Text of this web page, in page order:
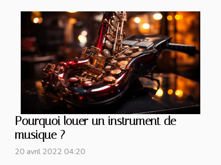
Pourquoi louer un instrument de
musique ?
20 avril 2022 04:20